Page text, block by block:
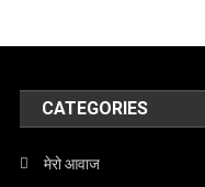
CATEGORIES
मेरो आवाज